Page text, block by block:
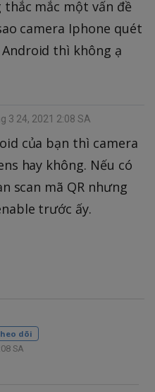
mắc một vấn đề
camera Iphone quét
Android thì không ạ
3 24, 2021 2:08 SA
của bạn thì camera
hay không. Nếu có
scan mã QR nhưng
trước ấy.
dõi
SA